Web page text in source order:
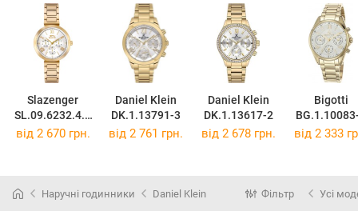
Slazenger
SL.09.6232.4.0
3
Daniel Klein
DK.1.13791-3
Daniel Klein
DK.1.13617-2
Bigotti
від 2 670 грн. від 2 761 грн. від 2 678 грн. від 2 333
Наручні годинники Daniel Klein Фільтр Усі